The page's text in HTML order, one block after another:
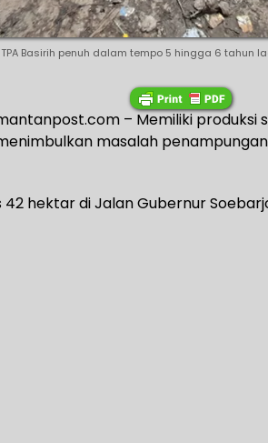
TPA Basirih penuh dalam tempo 5 hingga 6 tahun
– Memiliki
masalah
42 hektar di Jalan Gubernur